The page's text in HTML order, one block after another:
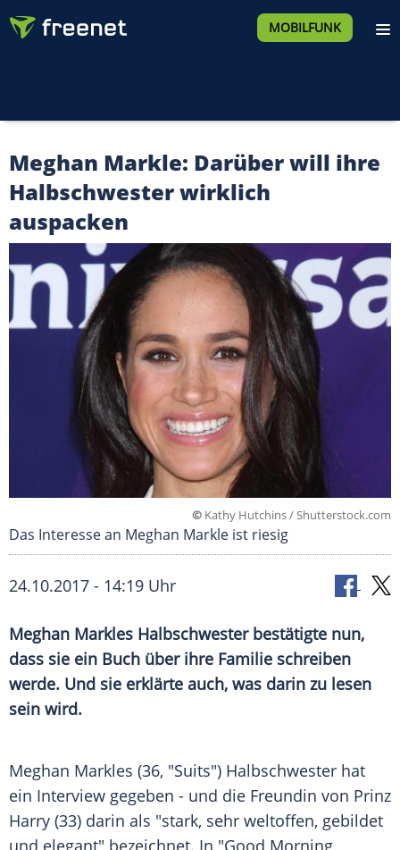
MOBILFUNK
Meghan Markle: Darüber will ihre
Halbschwester wirklich
auspacken
© Kathy Hutchins / Shutterstock.com
Das Interesse an Meghan Markle ist riesig
24.10.2017 - 14:19 Uhr
Meghan Markles Halbschwester bestätigte nun,
dass sie ein Buch über ihre Familie schreiben
werde. Und sie erklärte auch, was darin zu lesen
sein wird.
Meghan Markles (36, "Suits") Halbschwester hat
ein Interview gegeben - und die Freundin von Prinz
Harry (33) darin als "stark, sehr weltoffen, gebildet